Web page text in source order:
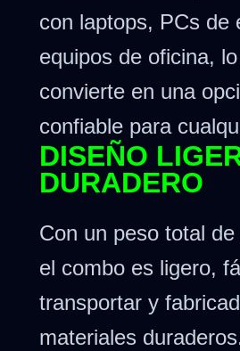
con laptops, PCs de
equipos de oficina,
convierte en una
confiable para
DISEÑO
DURADERO
Con un peso total de
el combo es ligero,
transportar y
materiales